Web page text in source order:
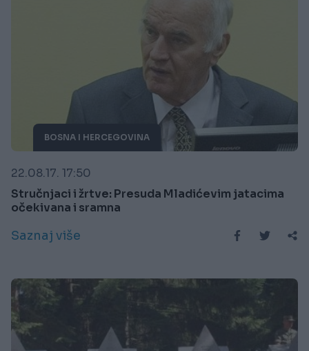
BOSNA I HERCEGOVINA
22.08.17. 17:50
Stručnjaci i žrtve: Presuda Mladićevim jatacima
očekivana i sramna
Saznaj više